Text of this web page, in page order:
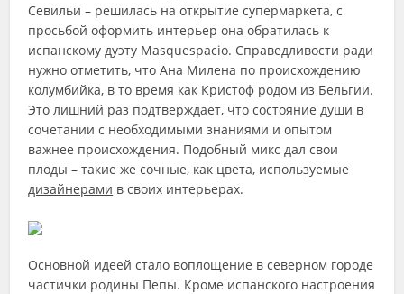
Севильи – решилась на открытие супермаркета, с
просьбой оформить интерьер она обратилась к
испанскому дуэту Masquespacio. Справедливости ради
нужно отметить, что Ана Милена по происхождению
колумбийка, в то время как Кристоф родом из Бельгии.
Это лишний раз подтверждает, что состояние души в
сочетании с необходимыми знаниями и опытом
важнее происхождения. Подобный микс дал свои
плоды – такие же сочные, как цвета, используемые
дизайнерами в своих интерьерах.
Основной идеей стало воплощение в северном городе
частички родины Пепы. Кроме испанского настроения